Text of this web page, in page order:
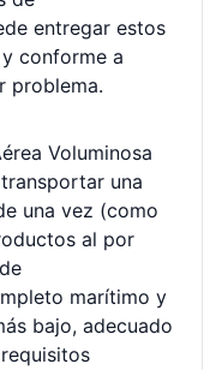
entregar estos
conforme a
problema.
Voluminosa
una
una vez (como
al por
marítimo y
bajo, adecuado